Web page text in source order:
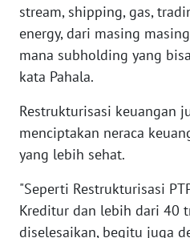
stream, shipping, gas,
energy, dari masing
mana subholding yang
kata Pahala.
Restrukturisasi keuangan
menciptakan neraca
yang lebih sehat.
"Seperti Restrukturisasi
Kreditur dan lebih dari 40
diselesaikan, begitu juga
WN
SUMSEL
WN
WN
LAMPUNG
WN
JATENG